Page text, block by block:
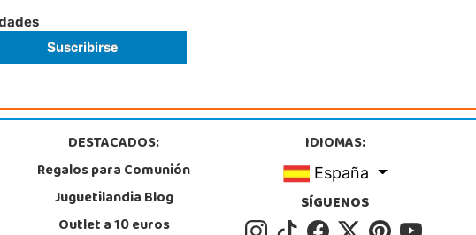
DESTACADOS:
Regalos para Comunión
Juguetilandia Blog
Outlet a 10 euros
IDIOMAS:
España
SÍGUENOS